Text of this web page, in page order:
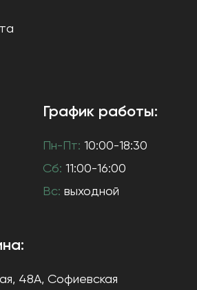
График работы:
Пн-Пт: 10:00-18:30
Сб: 11:00-16:00
Вс: выходной
48А, Софиевская